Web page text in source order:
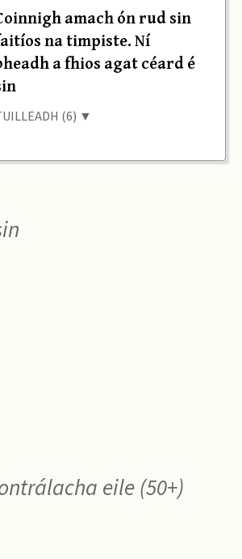
amach ón rud sin
na timpiste. Ní
a fhios agat céard é
(6) ▼
eile (50+)